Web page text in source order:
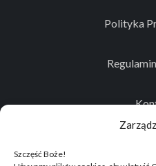
Szczęść Boże!
Polityka